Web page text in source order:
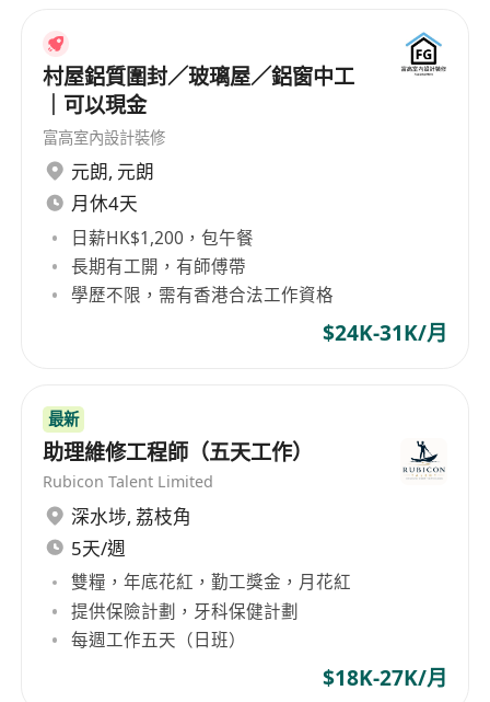
村屋鋁質圍封／玻璃屋／鋁窗中工
｜可以現金
富高室內設計裝修
元朗, 元朗
月休4天
日薪HK$1,200，包午餐
長期有工開，有師傅帶
學歷不限，需有香港合法工作資格
$24K-31K/月
最新
助理維修工程師（五天工作）
Rubicon Talent Limited
深水埗, 荔枝角
5天/週
雙糧，年底花紅，勤工獎金，月花紅
提供保險計劃，牙科保健計劃
每週工作五天（日班）
$18K-27K/月